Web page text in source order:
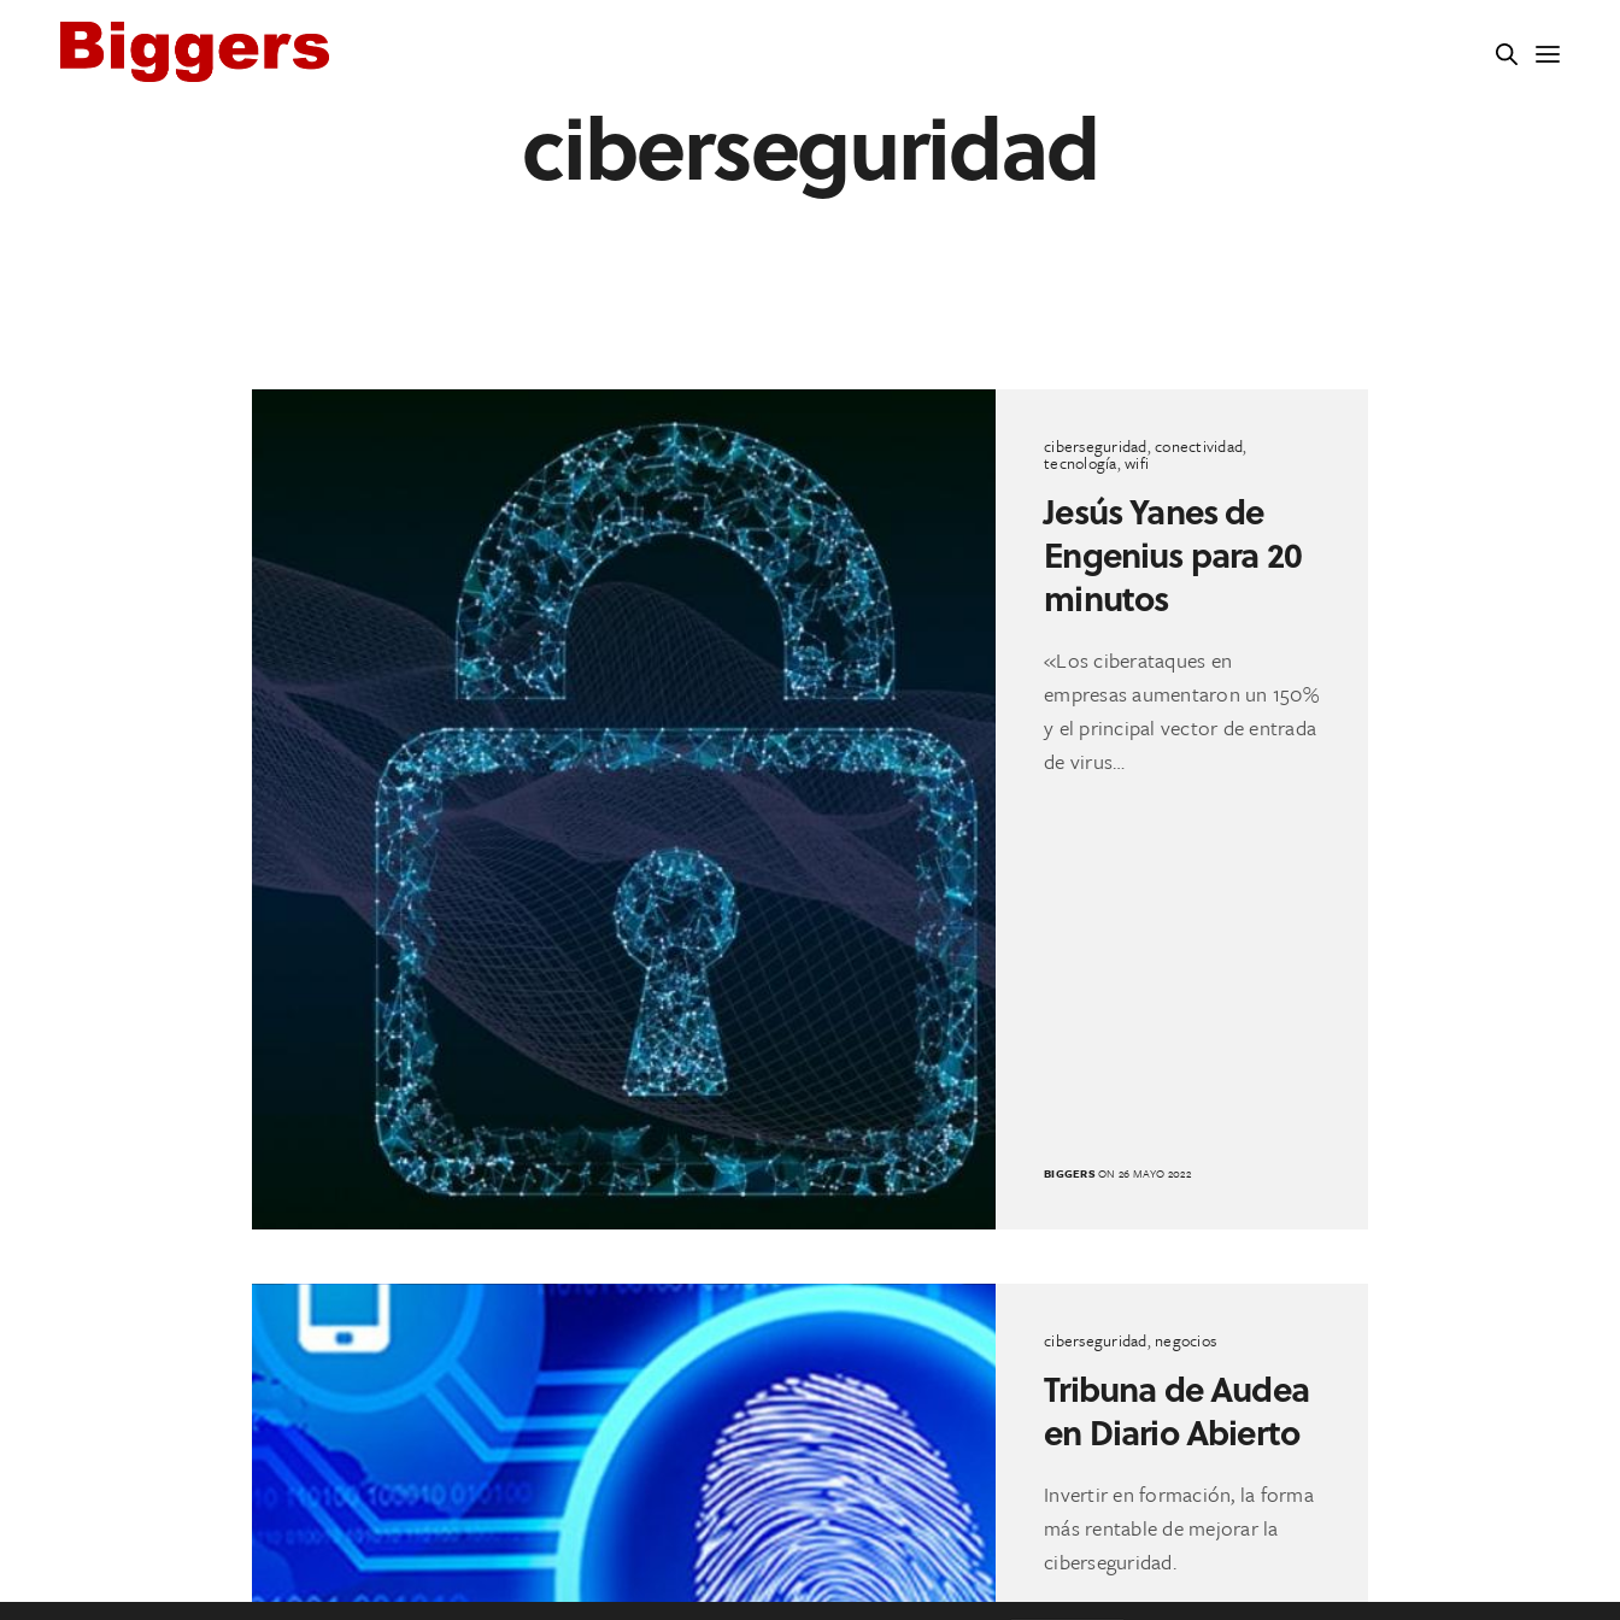
ciberseguridad
ciberseguridad,conectividad,
tecnología,wifi
Jesús Yanes de
Engenius para 20
minutos
«Los ciberataques en
empresas aumentaron un 150%
y el principal vector de entrada
de virus…
BIGGERSON 26 MAYO 2022
ciberseguridad, negocios
Tribuna de Audea
en Diario Abierto
Invertir en formación, la forma
más rentable de mejorar la
ciberseguridad.